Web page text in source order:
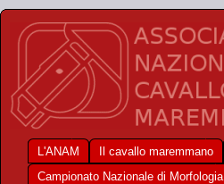
L'ANAM Il cavallo maremmano
Campionato Nazionale di Morfologia